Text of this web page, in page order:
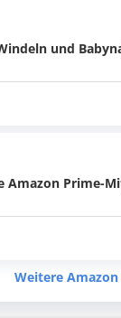
und
Amazon Prime-
Weitere